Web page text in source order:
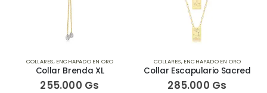
COLLARES, ENCHAPADO EN ORO
Collar Brenda XL
255.000 Gs
COLLARES, ENCHAPADO EN ORO
Collar Escapulario Sacred
285.000 Gs